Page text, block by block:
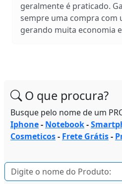
geralmente é praticado.
sempre uma compra com
gerando muita economia
O que procura?
Busque pelo nome de um
Iphone- Notebook-
Cosmeticos- Frete Grátis-